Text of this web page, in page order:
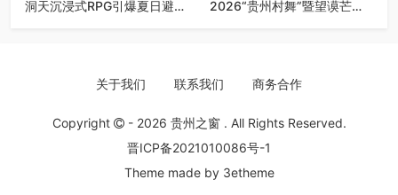
洞天沉浸式RPG引爆夏日避暑
2026“贵州村舞”暨望谟芒果
关于我们 联系我们 商务合作
Copyright - 2026 贵州之窗 . All Rights Reserved.
晋ICP备2021010086号-1
Theme made by 3etheme